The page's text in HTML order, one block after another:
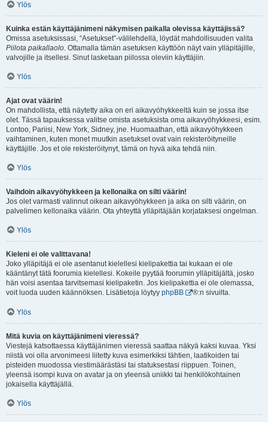
Ylös
Kuinka estän käyttäjänimeni näkymisen paikalla olevissa käyttäjissä?
Omissa asetuksissasi, “Asetukset”-välilehdellä, löydät mahdollisuuden valita
Piilota paikallaolo. Ottamalla tämän asetuksen käyttöön näyt vain ylläpitäjille,
valvojille ja itsellesi. Sinut lasketaan piilossa oleviin käyttäjiin.
Ylös
Ajat ovat väärin!
On mahdollista, että näytetty aika on eri aikavyöhykkeeltä kuin se jossa itse
olet. Tässä tapauksessa valitse omista asetuksista oma aikavyöhykkeesi, esim.
Lontoo, Pariisi, New York, Sidney, jne. Huomaathan, että aikavyöhykkeen
vaihtaminen, kuten monet muutkin asetukset ovat vain rekisteröityneille
käyttäjille. Jos et ole rekisteröitynyt, tämä on hyvä aika tehdä niin.
Ylös
Vaihdoin aikavyöhykkeen ja kellonaika on silti väärin!
Jos olet varmasti valinnut oikean aikavyöhykkeen ja aika on silti väärin, on
palvelimen kellonaika väärin. Ota yhteyttä ylläpitäjään korjataksesi ongelman.
Ylös
Kieleni ei ole valittavana!
Joko ylläpitäjä ei ole asentanut kielellesi kielipakettia tai kukaan ei ole
kääntänyt tätä foorumia kielellesi. Kokeile pyytää foorumin ylläpitäjältä, josko
hän voisi asentaa tarvitsemasi kielipaketin. Jos kielipakettia ei ole olemassa,
voit luoda uuden käännöksen. Lisätietoja löytyy phpBB ®:n sivuilta.
Ylös
Mitä kuvia on käyttäjänimeni vieressä?
Viestejä katsottaessa käyttäjänimen vieressä saattaa näkyä kaksi kuvaa. Yksi
niistä voi olla arvonimeesi liitetty kuva esimerkiksi tähtien, laatikoiden tai
pisteiden muodossa viestimäärästäsi tai statuksestasi riippuen. Toinen,
yleensä isompi kuva on avatar ja on yleensä uniikki tai henkilökohtainen
jokaisella käyttäjällä.
Ylös